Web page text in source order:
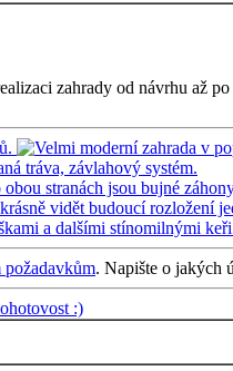
zahrady od návrhu až
požadavkům. Napište o jakých
:)